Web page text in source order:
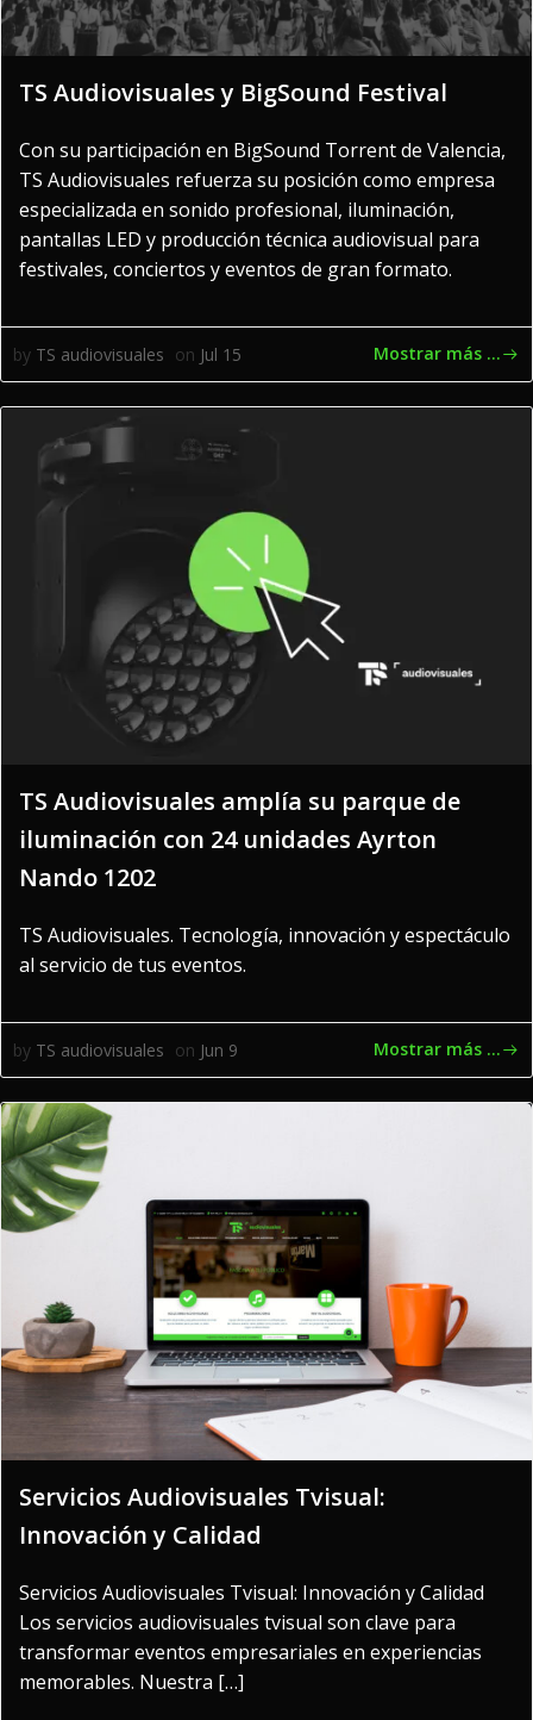
TS Audiovisuales y BigSound Festival
Con su participación en BigSound Torrent de Valencia,
TS Audiovisuales refuerza su posición como empresa
especializada en sonido profesional, iluminación,
pantallas LED y producción técnica audiovisual para
festivales, conciertos y eventos de gran formato.
by TS audiovisuales on Jul 15 Mostrar más ...
TS Audiovisuales amplía su parque de
iluminación con 24 unidades Ayrton
Nando 1202
TS Audiovisuales. Tecnología, innovación y espectáculo
al servicio de tus eventos.
by TS audiovisuales on Jun 9 Mostrar más ...
Servicios Audiovisuales Tvisual:
Innovación y Calidad
Servicios Audiovisuales Tvisual: Innovación y Calidad
Los servicios audiovisuales tvisual son clave para
transformar eventos empresariales en experiencias
memorables. Nuestra […]